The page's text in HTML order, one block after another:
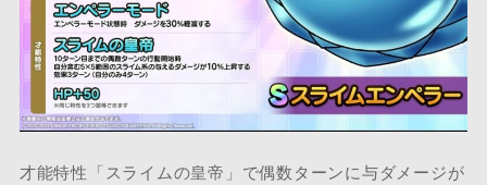
才能特性「スライムの皇帝」で偶数ターンに与ダメージが